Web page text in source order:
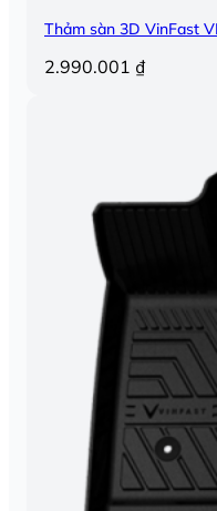
Thảm sàn 3D VinFast
2.990.001 ₫